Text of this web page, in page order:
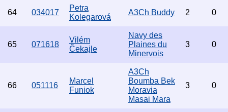
64 034017
Petra
Kolegarová
A3Ch Buddy 2 0
65 071618
Vilém
Čekajle
Navy des
Plaines du
Minervois
3 0
66 051116
Marcel
Funiok
A3Ch
Boumba Bek
Moravia
Masai Mara
3 0